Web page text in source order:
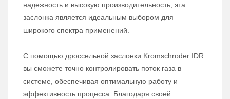
надежность и высокую производительность, эта
заслонка является идеальным выбором для
широкого спектра применений.
С помощью дроссельной заслонки Kromschroder IDR
вы сможете точно контролировать поток газа в
системе, обеспечивая оптимальную работу и
эффективность процесса. Благодаря своей